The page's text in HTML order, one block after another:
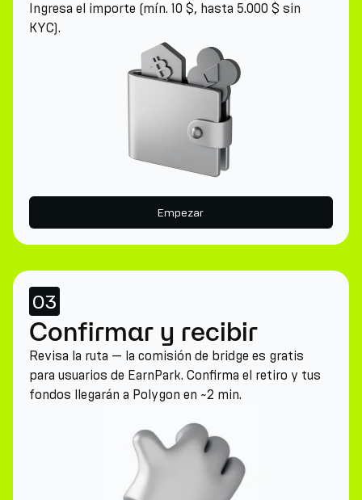
Ingresa el importe (mín. 10 $, hasta 5.000 $ sin
KYC).
Empezar
03
Confirmar y recibir
Revisa la ruta — la comisión de bridge es gratis
para usuarios de EarnPark. Confirma el retiro y tus
fondos llegarán a Polygon en ~2 min.